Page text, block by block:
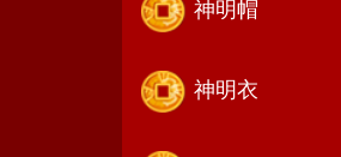
神明帽
神明衣